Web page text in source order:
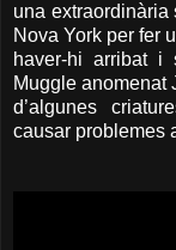
una
Nova York per fer
haver-hi arribat i
Muggle anomenat
d’algunes
causar problemes